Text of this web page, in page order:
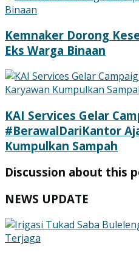
Kemnaker Dorong
Eks Warga Binaan
KAI Services Gelar
#BerawalDariKantor
Kumpulkan Sampah
Discussion about this
NEWS UPDATE